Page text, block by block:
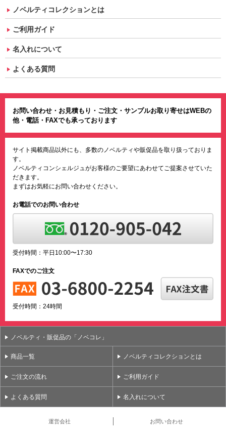
ノベルティコレクションとは
ご利用ガイド
名入れについて
よくある質問
お問い合わせ・お見積もり・ご注文・サンプルお取り寄せはWEBの
他・電話・FAXでも承っております
サイト掲載商品以外にも、多数のノベルティや販促品を取り扱っておりま
す。
ノベルティコンシェルジュがお客様のご要望にあわせてご提案させていた
だきます。
まずはお気軽にお問い合わせください。
お電話でのお問い合わせ
受付時間：平日10:00〜17:30
FAXでのご注文
受付時間：24時間
ノベルティ・販促品の「ノベコレ」
商品一覧 ノベルティコレクションとは
ご注文の流れ ご利用ガイド
よくある質問 名入れについて
運営会社 お問い合わせ